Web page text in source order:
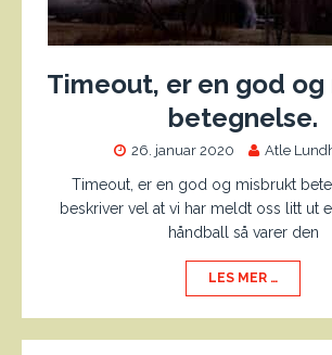
Timeout, er en god
betegnelse.
26. januar 2020 Atle
Timeout, er en god og misbrukt
beskriver vel at vi har meldt oss litt ut
håndball så varer den
LES MER …